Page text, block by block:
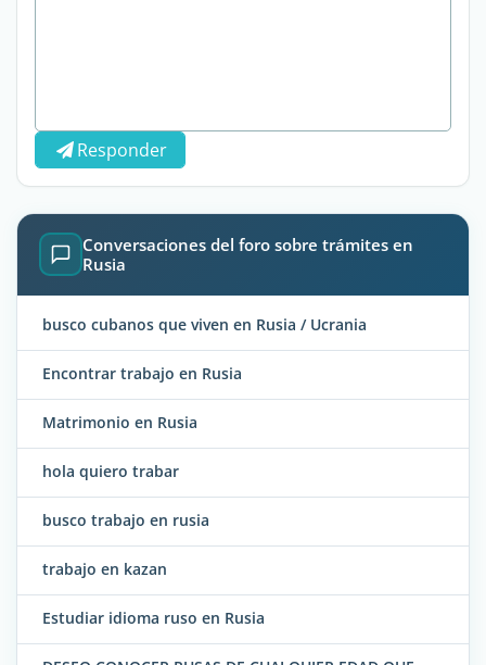
Responder
Conversaciones del foro sobre trámites en
Rusia
busco cubanos que viven en Rusia / Ucrania
Encontrar trabajo en Rusia
Matrimonio en Rusia
hola quiero trabar
busco trabajo en rusia
trabajo en kazan
Estudiar idioma ruso en Rusia